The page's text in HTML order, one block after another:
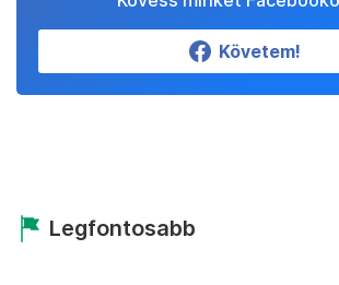
Követem!
Legfontosabb